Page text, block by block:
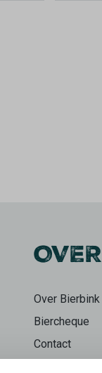
OVER
Over Bierbink
Biercheque
Contact